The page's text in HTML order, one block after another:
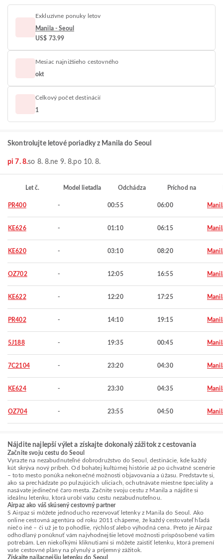
Exkluzívne ponuky letov
Manila - Seoul
US$ 73.99
Mesiac najnižšieho cestovného
okt
Celkový počet destinácií
1
Skontrolujte letové poriadky z Manila do Seoul
pi 7. 8.so 8. 8.ne 9. 8.po 10. 8.
Let č. Model lietadla Odchádza Príchod na
PR400 - 00:55 06:00
KE626 - 01:10 06:15
KE620 - 03:10 08:20
OZ702 - 12:05 16:55
KE622 - 12:20 17:25
PR402 - 14:10 19:15
5J188 - 19:35 00:45
7C2104 - 23:20 04:30
KE624 - 23:30 04:35
OZ704 - 23:55 04:50
Nájdite najlepší výlet a získajte dokonalý zážitok z cestovania
Začnite svoju cestu do Seoul
Vyrazte na nezabudnuteľné dobrodružstvo do Seoul, destinácie, kde každý
kút skrýva nový príbeh. Od bohatej kultúrnej histórie až po úchvatné scenérie
– toto mesto ponúka nekonečné možnosti objavovania a úžasu. Predstavte si,
ako sa prechádzate po pulzujúcich uliciach, ochutnávate miestne špeciality a
nasávate jedinečné čaro mesta. Začnite svoju cestu z Manila a nájdite si
ideálnu letenku, ktorá urobí vašu cestu nezabudnuteľnou.
Airpaz ako váš skúsený cestovný partner
S Airpaz si môžete jednoducho rezervovať letenky z Manila do Seoul. Ako
online cestovná agentúra od roku 2011 chápeme, že každý cestovateľ hľadá
niečo iné – či už je to pohodlie, rýchlosť alebo výhodná cena. Preto je Airpaz
odhodlaný ponúknuť vám najvhodnejšie letové možnosti prispôsobené vašim
potrebám. Len niekoľkými kliknutiami si môžete zaistiť letenku, ktorá premení
vaše cestovné plány na plynulý a príjemný zážitok.
Získajte najlacnejšiu letenku do Seoul